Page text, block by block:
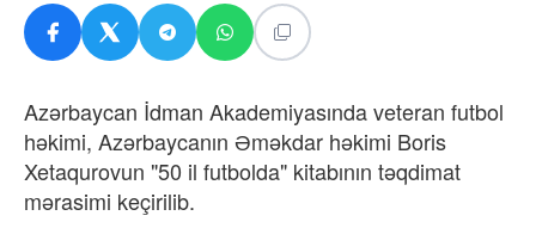
Azərbaycan İdman Akademiyasında veteran futbol
həkimi, Azərbaycanın Əməkdar həkimi Boris
Xetaqurovun "50 il futbolda" kitabının təqdimat
mərasimi keçirilib.